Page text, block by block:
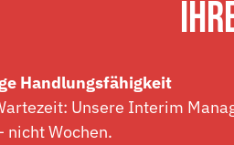
Handlungsfähigkeit
Unsere Interim
nicht Wochen.